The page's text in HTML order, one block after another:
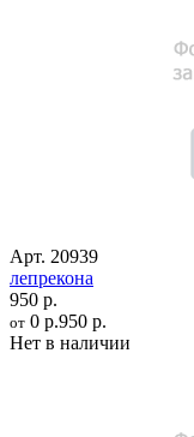
Арт. 20939
лепрекона
950 р.
от 0 р.950 р.
Нет в наличии